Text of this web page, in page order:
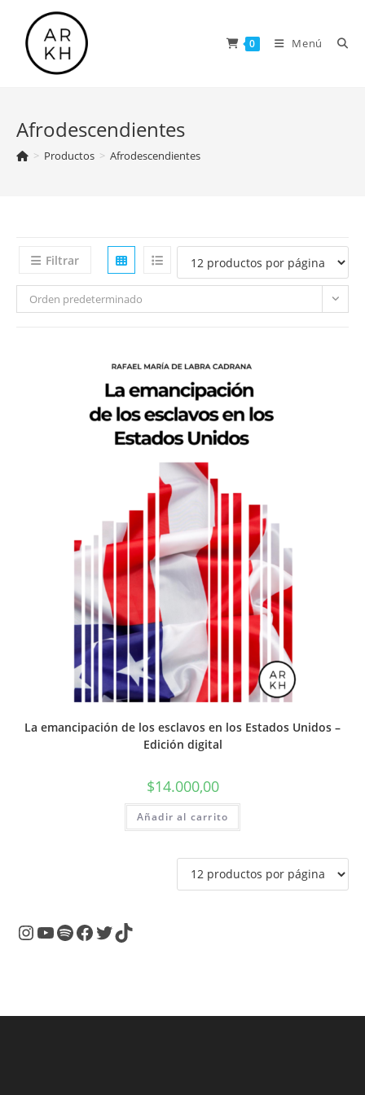
contenido
0 Menú
Afrodescendientes
> Productos > Afrodescendientes
Filtrar
Orden predeterminado
La emancipación de los esclavos en los Estados Unidos –
Edición digital
$14.000,00
Añadir al carrito
Instagram
YouTube
SpotifyFacebook
Twitter
TikTok